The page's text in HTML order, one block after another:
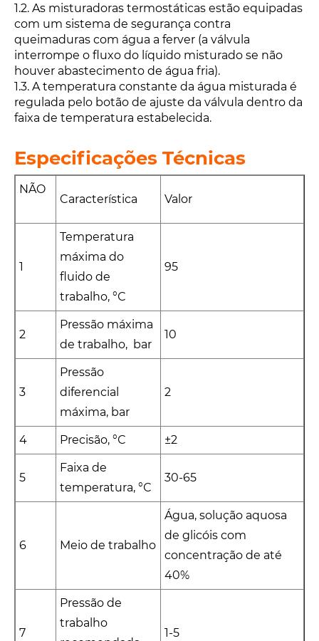
1.2. As misturadoras termostáticas estão equipadas
com um sistema de segurança contra
queimaduras com água a ferver (a válvula
interrompe o fluxo do líquido misturado se não
houver abastecimento de água fria).
1.3. A temperatura constante da água misturada é
regulada pelo botão de ajuste da válvula dentro da
faixa de temperatura estabelecida.
Especificações Técnicas
NÃO
Característica Valor
1
Temperatura
máxima do
fluido de
trabalho, °С
95
2
Pressão máxima
de trabalho, bar
10
3
Pressão
diferencial
máxima, bar
2
4 Precisão, °С ±2
5
Faixa de
temperatura, °С
30-65
6 Meio de trabalho
Água, solução aquosa
de glicóis com
concentração de até
40%
7
Pressão de
trabalho
1-5